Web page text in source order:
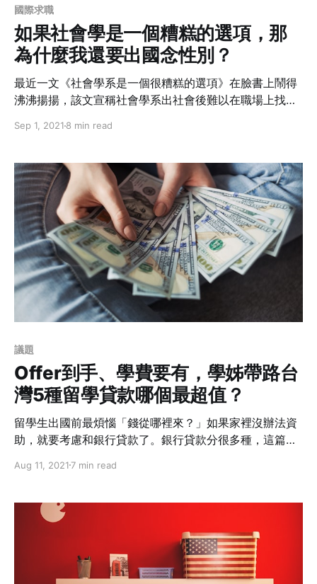
國際求職
如果社會學是一個糟糕的選項，那
為什麼我還要出國念性別？
最近一文《社會學系是一個很糟糕的選項》在臉書上鬧得
沸沸揚揚，該文宣稱社會學系出社會後難以在職場上找到
與被害情結，最後該文也不認為社會系可以學以致用，認
系被批評的毫無價值，那為什麼大家還是要出國念社會學
系，甚至還攻讀社會學呢？既然念社會學都已經夠糟了，
為何作者還是堅持出國念「性別」呢？
Sep 1, 2021 8 min read
議題
Offer到手、學費要有，學姊帶路台
灣5種留學貸款哪個最超值？
留學生出國前最煩惱「錢從哪裡來？」如果家裡沒辦法資
助，就要考慮和銀行貸款了。銀行貸款分很多種，這篇會
大家都能順利籌措到自己的學費！
Aug 11, 2021 7 min read